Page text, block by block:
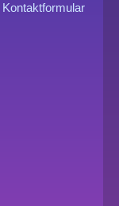
Kontaktformular